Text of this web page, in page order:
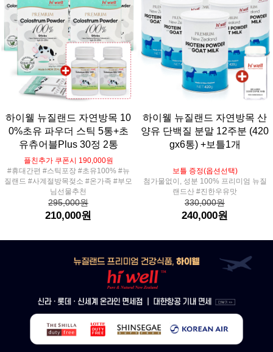
하이웰 뉴질랜드 자연방목 10
0%초유 파우더 스틱 5통+초
유츄어블Plus 30정 2통
플친추가 쿠폰시 190,000원
#휴대간편 #스틱포장 #초유100% #뉴
질랜드 #사계절방목젖소 #온가족 #부모
님선물추천
295,000원
210,000원
하이웰 뉴질랜드 자연방목 산
양유 단백질 분말 12주분 (420
gx6통) +보틀1개
보틀 증정(옵션선택)
첨가물없이, 성분 100% 프리미엄 뉴질
랜드산 #진한우유맛
330,000원
240,000원